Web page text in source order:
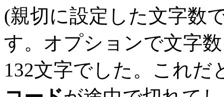
(親切に設定した文字数
す。オプションで文字
132文字でした。これだ